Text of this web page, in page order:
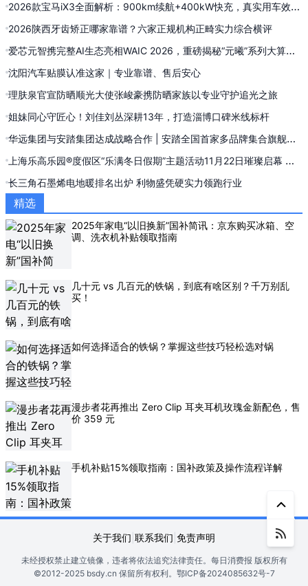
2026款宝马iX3全面解析：900km续航+400kW快充，真实用车效果
实测复盘
2026陕西牙齿矫正哪家靠谱？六家正规机构正畸实力综合横评
爱芯元智携完整AI生态亮相WAIC 2026，重磅揭秘“元曦”系列大算力
AI推理新品
沈阳汽车贴膜认准这家｜专业靠谱、售后安心
理肤泉官宣防晒顺光大使张峻豪携防晒家族以专业守护追光之旅
姐妹同心守匠心！刘佳刘丛深耕13年，打造淄博口碑米线标杆
华远集团与安踏集团达成战略合作 | 安踏全国首家多品牌集合旗舰店
落地西单
上海乐高乐园®度假区“乐满冬日假期”主题活动11月22日璀璨启幕 共
赴“砖”属冬日欢乐庆典
长三角石墨烯电地暖排名出炉 利物盛凭硬实力领跑行业
精选
2025年家电“以旧换新”国补简讯：京东购买冰箱、空
调、洗衣机补贴领取指南
几十元 vs 几百元的铁锅，到底有啥区别？千万别乱
买！
如何选择适合的铁锅？掌握这些技巧轻松选对锅
漫步者花再推出 Zero Clip 耳夹耳机玫瑰金新配色，售
价 359 元
手机补贴15%领取指南：国补政策及操作流程详解
关于我们 联系我们 免责声明
未经授权禁止建立镜像，违者将依法追究法律责任。 每日消费报 版权所有
©2012-2025 bsdy.cn 保留所有权利。 鄂ICP备2024085632号-7